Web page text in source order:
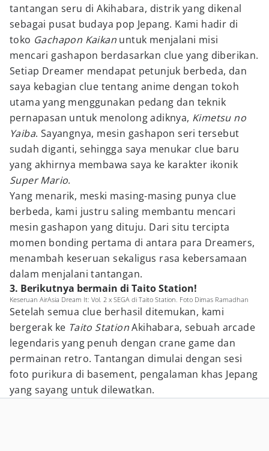
tantangan seru di Akihabara, distrik yang dikenal
sebagai pusat budaya pop Jepang. Kami hadir di
toko Gachapon Kaikan untuk menjalani misi
mencari gashapon berdasarkan clue yang diberikan.
Setiap Dreamer mendapat petunjuk berbeda, dan
saya kebagian clue tentang anime dengan tokoh
utama yang menggunakan pedang dan teknik
pernapasan untuk menolong adiknya, Kimetsu no
Yaiba. Sayangnya, mesin gashapon seri tersebut
sudah diganti, sehingga saya menukar clue baru
yang akhirnya membawa saya ke karakter ikonik
Super Mario.
Yang menarik, meski masing-masing punya clue
berbeda, kami justru saling membantu mencari
mesin gashapon yang dituju. Dari situ tercipta
momen bonding pertama di antara para Dreamers,
menambah keseruan sekaligus rasa kebersamaan
dalam menjalani tantangan.
3. Berikutnya bermain di Taito Station!
Keseruan AirAsia Dream It: Vol. 2 x SEGA di Taito Station. Foto Dimas Ramadhan
Setelah semua clue berhasil ditemukan, kami
bergerak ke Taito StationAkihabara, sebuah arcade
legendaris yang penuh dengan crane game dan
permainan retro. Tantangan dimulai dengan sesi
foto purikura di basement, pengalaman khas Jepang
yang sayang untuk dilewatkan.